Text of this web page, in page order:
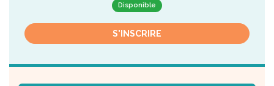
Disponible
S'INSCRIRE